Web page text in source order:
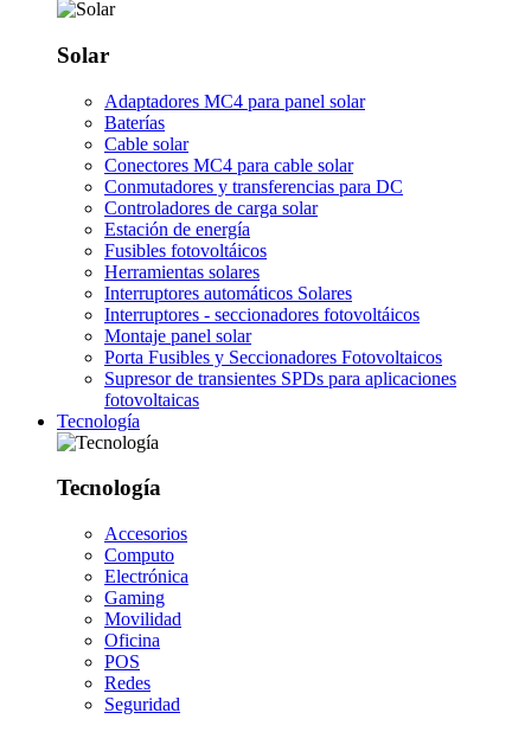
Solar
Adaptadores MC4 para panel solar
Baterías
Cable solar
Conectores MC4 para cable solar
Conmutadores y transferencias para DC
Controladores de carga solar
Estación de energía
Fusibles fotovoltáicos
Herramientas solares
Interruptores automáticos Solares
Interruptores - seccionadores fotovoltáicos
Montaje panel solar
Porta Fusibles y Seccionadores Fotovoltaicos
Supresor de transientes SPDs para aplicaciones
fotovoltaicas
Tecnología
Tecnología
Accesorios
Computo
Electrónica
Gaming
Movilidad
Oficina
POS
Redes
Seguridad